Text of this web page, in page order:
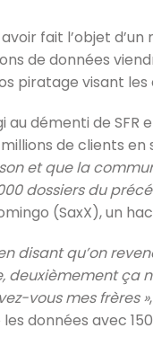
avoir fait l’objet
de données
piratage visant les
au démenti de
de clients en
et que la
dossiers du
(SaxX), un
disant qu’on
deuxièmement ça
vous mes frères »
données avec